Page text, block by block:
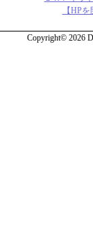
【HP
Copyright© 2026